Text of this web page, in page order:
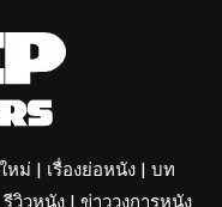
หม่ | เรื่องย่อหนัง | บท
วิวหนัง | ข่าววงการหนัง